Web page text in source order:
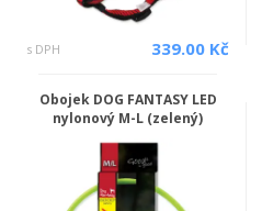
s DPH 339.00 Kč
Obojek DOG FANTASY LED
nylonový M-L (zelený)